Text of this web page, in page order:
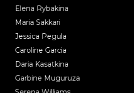
Elena Rybakina
Maria Sakkari
Jessica Pegula
Caroline Garcia
Daria Kasatkina
Garbine Muguruza